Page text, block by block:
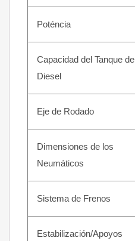
Poténcia
Capacidad del Tanque de
Diesel
Eje de Rodado
Dimensiones de los
Neumáticos
Sistema de Frenos
Estabilización/Apoyos